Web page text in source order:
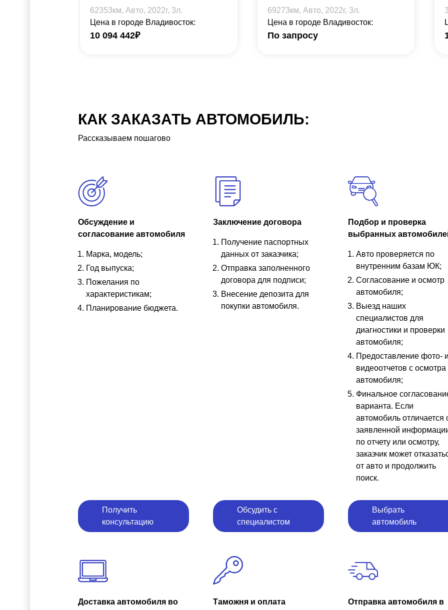
62353км, Авто, 2022г, 3л.
Цена в городе Владивосток:
10 094 442₽
69273км, Авто, 2022г, 3л.
Цена в городе Владивосток:
По запросу
КАК ЗАКАЗАТЬ АВТОМОБИЛЬ:
Рассказываем пошагово
Обсуждение и
согласование автомобиля
Марка, модель;
Год выпуска;
Пожелания по
характеристикам;
Планирование бюджета.
Получить
консультацию
Заключение договора
Получение паспортных
данных от заказчика;
Отправка заполненного
договора для подписи;
Внесение депозита для
покупки автомобиля.
Обсудить с
специалистом
Подбор и проверка
выбранных
Авто проверяется по
внутренним базам ЮК;
Согласование и осмотр
автомобиля;
Выезд наших
специалистов для
диагностики и проверки
автомобиля;
Предоставление фото- и
видеоотчетов с осмотра
автомобиля;
Финальное
варианта. Если
автомобиль отличается
заявленной
по отчету или осмотру,
заказчик может
от авто и продолжить
поиск.
Выбрать
автомобиль
Доставка автомобиля во
Таможня и оплата
Отправка автомобиля в